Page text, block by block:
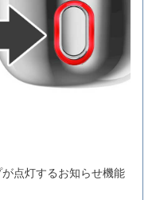
点灯するお知らせ機能